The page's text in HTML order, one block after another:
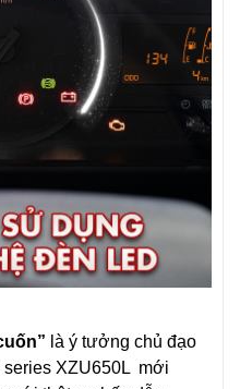
là ý tưởng chủ đạo
series XZU650L mới